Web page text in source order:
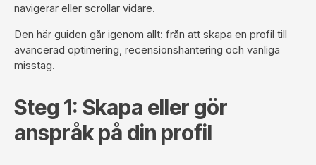
navigerar eller scrollar vidare.
Den här guiden går igenom allt: från att skapa en profil till
avancerad optimering, recensionshantering och vanliga
misstag.
Steg 1: Skapa eller gör
anspråk på din profil